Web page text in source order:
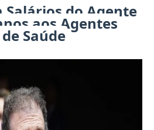
do Agente
aos Agentes
Saúde